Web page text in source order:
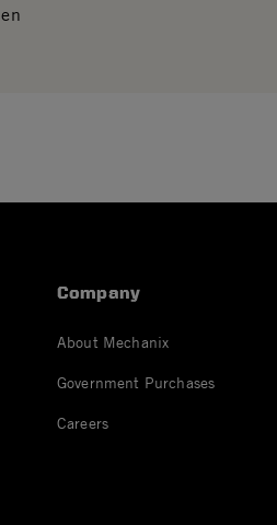
Company
About Mechanix
Government Purchases
Careers